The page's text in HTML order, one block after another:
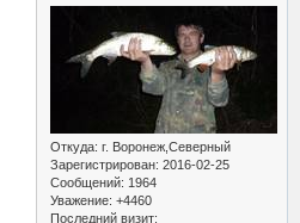
Откуда: г. Воронеж,Северный
Зарегистрирован: 2016-02-25
Сообщений: 1964
Уважение: +4460
Последний визит: